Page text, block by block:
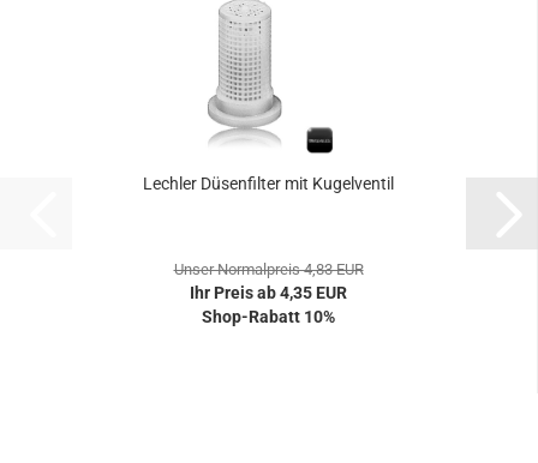
Lechler Düsenfilter mit Kugelventil
Unser Normalpreis 4,83 EUR
Ihr Preis ab 4,35 EUR
Shop-Rabatt 10%